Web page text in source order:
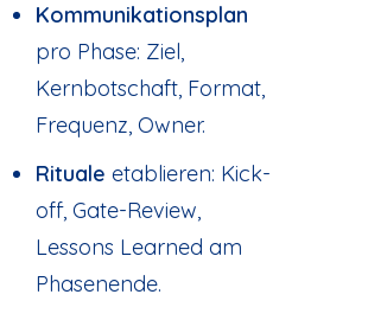
Kommunikationsplan
pro Phase: Ziel,
Kernbotschaft, Format,
Frequenz, Owner.
Rituale etablieren: Kick-
off, Gate-Review,
Lessons Learned am
Phasenende.